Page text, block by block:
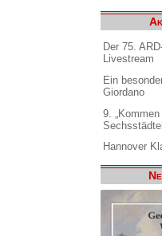
Der 75.
Livestream
Ein
Giordano
9.
Hannover